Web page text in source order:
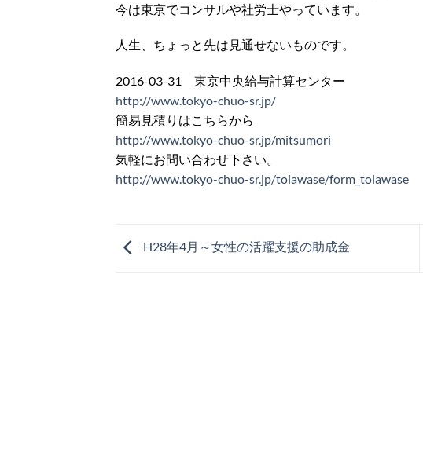
今は東京でコンサルや社労士やっています。
人生、ちょっと先は見通せないものです。
2016-03-31 東京中央給与計算センター
http://www.tokyo-chuo-sr.jp/
簡易見積りはこちらから
http://www.tokyo-chuo-sr.jp/mitsumori
気軽にお問い合わせ下さい。
http://www.tokyo-chuo-sr.jp/toiawase/form_toiawase
H28年4月～女性の活躍支援の助成金